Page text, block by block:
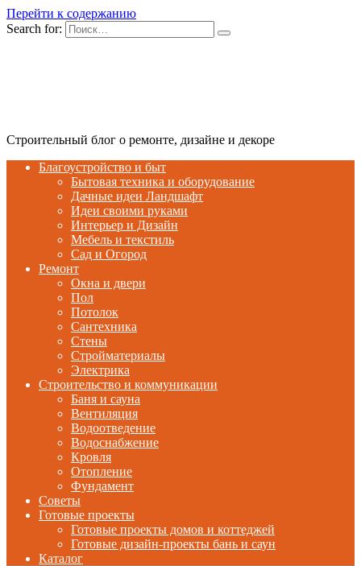
Перейти к содержанию
Search for:
Строительный блог о ремонте, дизайне и декоре
Благоустройство и быт
Бытовая техника и оборудование
Дачные идеи Ландшафт
Идеи своими руками
Интерьер и Дизайн
Мебель и текстиль
Сад и Огород
Ремонт
Окна и двери
Пол
Потолок
Сантехника
Стены
Стройматериалы
Электрика
Строительство и коммуникации
Баня и сауна
Вентиляция
Водоотведение
Водоснабжение
Кровля
Отопление
Фундамент
Советы
Готовые проекты
Готовые проекты домов и коттеджей
Готовые дизайн-проекты бань и саун
Каталог